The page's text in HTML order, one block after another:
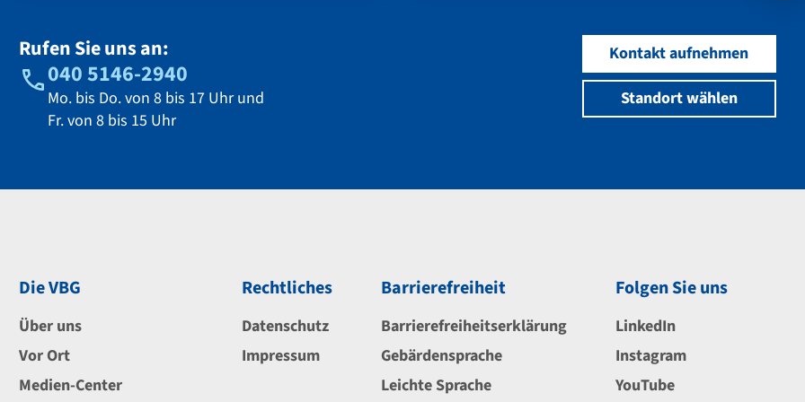
Rufen Sie uns an:
040 5146-2940
Mo. bis Do. von 8 bis 17 Uhr und
Fr. von 8 bis 15 Uhr
Kontakt aufnehmen
Standort wählen
Die VBG
Über uns
Vor Ort
Medien-Center
Rechtliches
Datenschutz
Impressum
Barrierefreiheit
Barrierefreiheitserklärung
Gebärdensprache
Leichte Sprache
Folgen Sie uns
LinkedIn
Instagram
YouTube